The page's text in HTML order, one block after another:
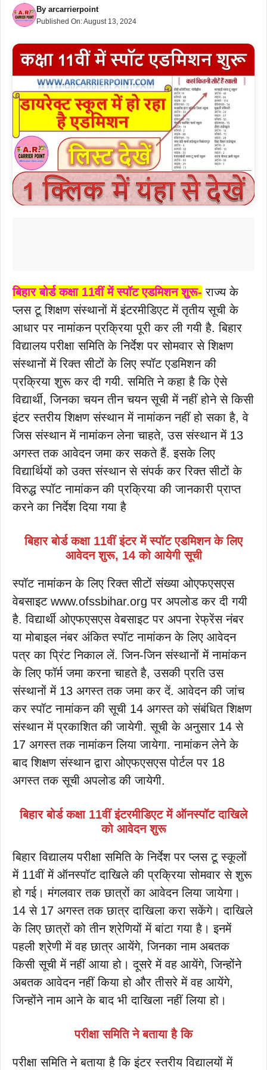
By arcarrierpoint
Published On:August 13, 2024
बिहार बोर्ड कक्षा 11वीं में स्पॉट एडमिशन शुरू- राज्य के
प्लस टू शिक्षण संस्थानों में इंटरमीडिएट में तृतीय सूची के
आधार पर नामांकन प्रक्रिया पूरी कर ली गयी है. बिहार
विद्यालय परीक्षा समिति के निर्देश पर सोमवार से शिक्षण
संस्थानों में रिक्त सीटों के लिए स्पॉट एडमिशन की
प्रक्रिया शुरू कर दी गयी. समिति ने कहा है कि ऐसे
विद्यार्थी, जिनका चयन तीन चयन सूची में नहीं होने से किसी
इंटर स्तरीय शिक्षण संस्थान में नामांकन नहीं हो सका है, वे
जिस संस्थान में नामांकन लेना चाहते, उस संस्थान में 13
अगस्त तक आवेदन जमा कर सकते हैं. इसके लिए
विद्यार्थियों को उक्त संस्थान से संपर्क कर रिक्त सीटों के
विरुद्ध स्पॉट नामांकन की प्रक्रिया की जानकारी प्राप्त
करने का निर्देश दिया गया है
बिहार बोर्ड कक्षा 11वीं इंटर में स्पॉट एडमिशन के लिए
आवेदन शुरू, 14 को आयेगी सूची
स्पॉट नामांकन के लिए रिक्त सीटों संख्या ओएफएसएस
वेबसाइट www.ofssbihar.org पर अपलोड कर दी गयी
है. विद्यार्थी ओएफएसएस वेबसाइट पर अपना रेफ्रेंस नंबर
या मोबाइल नंबर अंकित स्पॉट नामांकन के लिए आवेदन
पत्र का प्रिंट निकाल लें. जिन-जिन संस्थानों में नामांकन
के लिए फॉर्म जमा करना चाहते है, उसकी प्रति उस
संस्थानों में 13 अगस्त तक जमा कर दें. आवेदन की जांच
कर स्पॉट नामांकन की सूची 14 अगस्त को संबंधित शिक्षण
संस्थान में प्रकाशित की जायेगी. सूची के अनुसार 14 से
17 अगस्त तक नामांकन लिया जायेगा. नामांकन लेने के
बाद शिक्षण संस्थान द्वारा ओएफएसएस पोर्टल पर 18
अगस्त तक सूची अपलोड की जायेगी.
बिहार बोर्ड कक्षा 11वीं इंटरमीडिएट में ऑनस्पॉट दाखिले
को आवेदन शुरू
बिहार विद्यालय परीक्षा समिति के निर्देश पर प्लस टू स्कूलों
में 11वीं में ऑनस्पॉट दाखिले की प्रक्रिया सोमवार से शुरू
हो गई। मंगलवार तक छात्रों का आवेदन लिया जायेगा।
14 से 17 अगस्त तक छात्र दाखिला करा सकेंगे। दाखिले
के लिए छात्रों को तीन श्रेणियों में बांटा गया है। इनमें
पहली श्रेणी में वह छात्र आयेंगे, जिनका नाम अबतक
किसी सूची में नहीं आया हो। दूसरे में वह आयेंगे, जिन्होंने
अबतक आवेदन नहीं किया हो और तीसरे में वह आयेंगे,
जिन्होंने नाम आने के बाद भी दाखिला नहीं लिया हो।
परीक्षा समिति ने बताया है कि
परीक्षा समिति ने बताया है कि इंटर स्तरीय विद्यालयों में